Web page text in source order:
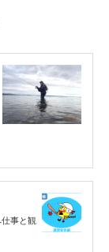
事と観